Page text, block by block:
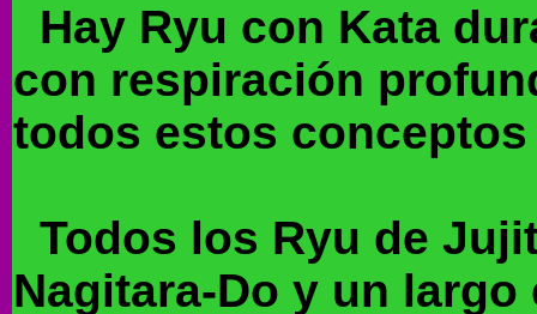
Hay Ryu con Kata
con respiración
todos estos
Todos los Ryu de
Nagitara-Do y un